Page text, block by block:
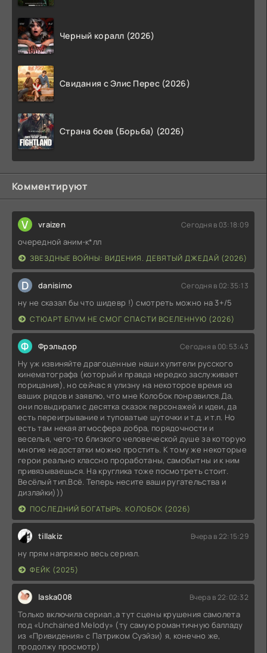
Черный коралл (2026)
Свидания с Элис Перес (2026)
Страна боев (Борьба) (2026)
Комментируют
V vraizen Сегодня в 03:18:09
очередной аним-к*лл
ЗВЕЗДНЫЕ ВОЙНЫ: ВИДЕНИЯ. ДЕВЯТЫЙ ДЖЕДАЙ (2026)
D danisimo Сегодня в 02:35:13
ну не сказал бы что шидевр !) смотреть можно на 3+/5
СТЮАРТ БЛУМ НЕ СМОГ СПАСТИ ВСЕЛЕННУЮ (2026)
Ф Фрэльдор Сегодня в 00:53:43
Ну уж извиняйте драгоценные наши хулители русского
кинематографа (который и правда нередко заслуживает
порицания), но сейчас я улизну на некоторое время из
ваших рядов и заявлю, что мне Колобок понравился.Да,
они повыдирали с десятка сказок персонажей и идеи, да
есть переигрывание и туповатые шуточки и т.д. и т.п. Но
есть там некая атмосфера добра, порядочности и
веселья, чего-то близкого человеческой душе за которую
многие недостатки можно простить. К тому же некоторые
герои реально классно проработаны, самобытны и к ним
привязываешься. На круглика тоже посмотреть стоит.
Весёлый тип.Всё. Теперь несите ваши ругательства и
дизлайки)))
ПОСЛЕДНИЙ БОГАТЫРЬ. КОЛОБОК (2026)
tillakiz Вчера в 22:15:29
ну прям напряжно весь сериал.
ФЕЙК (2025)
laska008 Вчера в 22:02:32
Только включила сериал ,а тут сцены крушения самолета
под «Unchained Melody» (ту самую романтичную балладу
из «Привидения» с Патриком Суэйзи) я, конечно же,
продолжу просмотр)